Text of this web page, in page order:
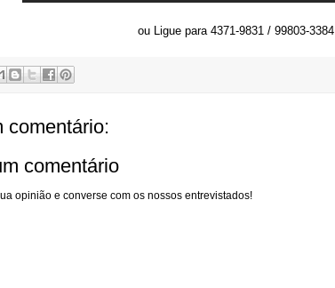
ou Ligue para 4371-9831 / 99803-3384
comentário:
comentário
opinião e converse com os nossos entrevistados!